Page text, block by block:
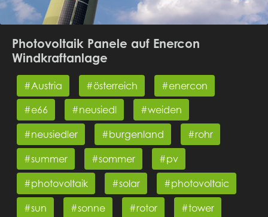
Photovoltaik Panele auf Enercon
Windkraftanlage
#Austria #österreich #enercon
#e66 #neusiedl #weiden
#neusiedler #burgenland #rohr
#summer #sommer #pv
#photovoltaik #solar #photovoltaic
#sun #sonne #rotor #tower